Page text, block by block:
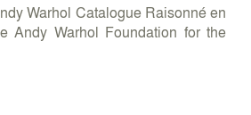
Warhol Catalogue Raisonné en
Andy Warhol Foundation for the